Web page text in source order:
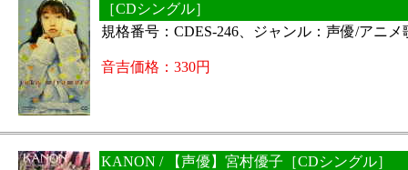
［CDシングル］
規格番号：CDES-246、ジャンル：声優/アニメ
音吉価格：330円
KANON / 【声優】宮村優子［CDシングル］